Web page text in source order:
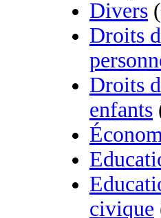
Divers
Droits
Droits
enfants
civique